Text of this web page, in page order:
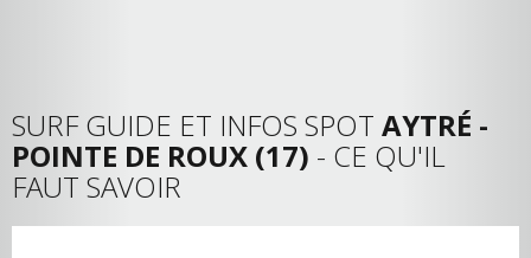
SURF GUIDE ET INFOS SPOT AYTRÉ -
POINTE DE ROUX (17) - CE QU'IL
FAUT SAVOIR